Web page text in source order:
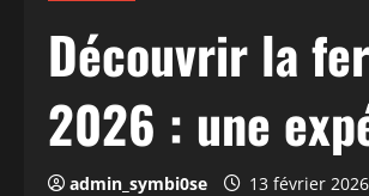
Découvrir la
2026 : une
admin_symbi0se 13 février 2026